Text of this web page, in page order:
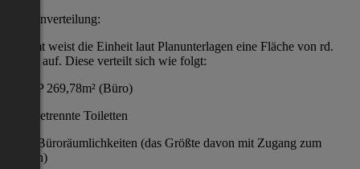
Flächenverteilung:
Gesamt weist die Einheit laut Planunterlagen eine Fläche von rd.
980m² auf. Diese verteilt sich wie folgt:
EG/HP 269,78m² (Büro)
zwei getrennte Toiletten
sechs Büroräumlichkeiten (das Größte davon mit Zugang zum
Balkon)